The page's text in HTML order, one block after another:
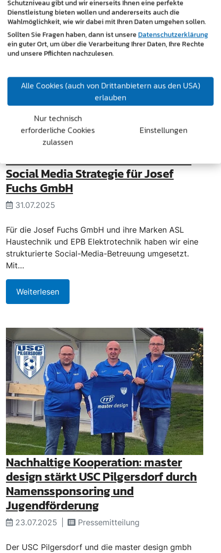
Drei Marken – ein Facebook-Kanal:
Social Media Strategie für Josef
Fuchs GmbH
31.07.2025
Für die Josef Fuchs GmbH und ihre Marken ASL
Haustechnik und EPB Elektrotechnik haben wir eine
strukturierte Social-Media-Betreuung umgesetzt.
Mit…
Weiterlesen
Nachhaltige Kooperation: master
design stärkt USC Pilgersdorf durch
Namenssponsoring und
Jugendförderung
23.07.2025 Pressemitteilung
Der USC Pilgersdorf und die master design gmbh
Schutzniveau gibt und wir einerseits Ihnen eine perfekte
Dienstleistung bieten wollen und andererseits auch die
Wahlmöglichkeit, wie wir dabei mit Ihren Daten umgehen sollen.
Sollten Sie Fragen haben, dann ist unsereDatenschutzerklärung
ein guter Ort, um über die Verarbeitung Ihrer Daten, Ihre Rechte
und unsere Pflichten nachzulesen.
Alle Cookies (auch von Drittanbietern aus den USA)
erlauben
Nur technisch
erforderliche Cookies
zulassen
Einstellungen